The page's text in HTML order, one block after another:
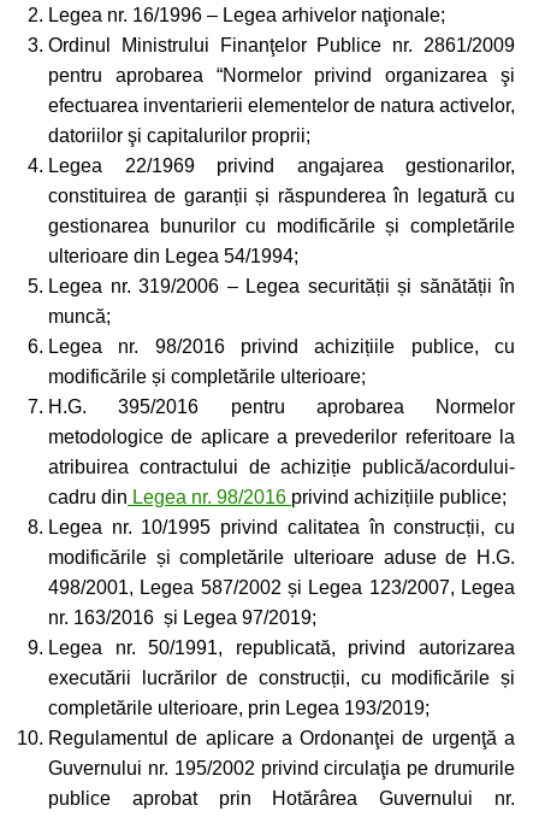
Legea nr. 16/1996 – Legea arhivelor naţionale;
Ordinul Ministrului Finanţelor Publice nr. 2861/2009
pentru aprobarea “Normelor privind organizarea şi
efectuarea inventarierii elementelor de natura activelor,
datoriilor şi capitalurilor proprii;
Legea 22/1969 privind angajarea gestionarilor,
constituirea de garanții și răspunderea în legatură cu
gestionarea bunurilor cu modificările și completările
ulterioare din Legea 54/1994;
Legea nr. 319/2006 – Legea securității și sănătății în
muncă;
Legea nr. 98/2016 privind achizițiile publice, cu
modificările și completările ulterioare;
H.G. 395/2016 pentru aprobarea Normelor
metodologice de aplicare a prevederilor referitoare la
atribuirea contractului de achiziție publică/acordului-
cadru din Legea nr. 98/2016 privind achizițiile publice;
Legea nr. 10/1995 privind calitatea în construcții, cu
modificările și completările ulterioare aduse de H.G.
498/2001, Legea 587/2002 și Legea 123/2007, Legea
nr. 163/2016 și Legea 97/2019;
Legea nr. 50/1991, republicată, privind autorizarea
executării lucrărilor de construcții, cu modificările și
completările ulterioare, prin Legea 193/2019;
Regulamentul de aplicare a Ordonanţei de urgenţă a
Guvernului nr. 195/2002 privind circulaţia pe drumurile
publice aprobat prin Hotărârea Guvernului nr.